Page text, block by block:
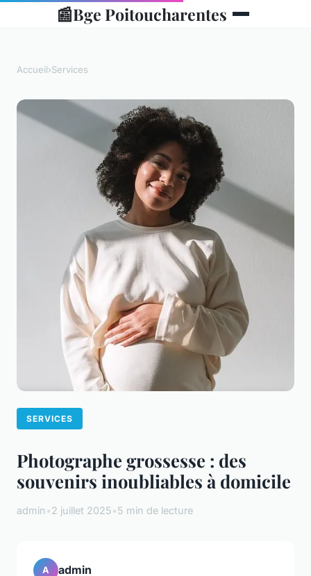
📰Bge Poitoucharentes
Accueil›Services
SERVICES
Photographe grossesse : des
souvenirs inoubliables à domicile
admin•2 juillet 2025•5 min de lecture
A admin